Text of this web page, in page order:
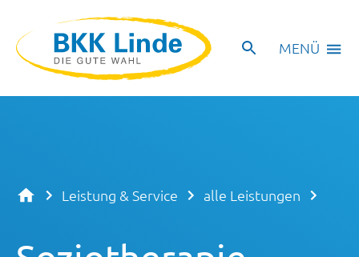
MENÜ
Leistung & Service alle Leistungen